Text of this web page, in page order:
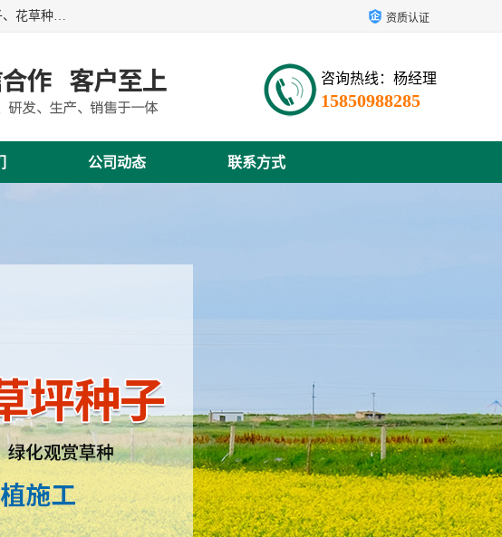
江苏野春种业有限公司是一家种子批发企业，位于沭阳县刘集镇南岗庄村杨东组159号，主要经营草坪种子、牧草种子、花草种子、复绿草种、绿化草籽、护坡草籽、绿肥种子、灌木种子、黑麦草种子、高羊茅种子、早熟禾种子、狗牙根种子、剪股颖种子等。 资质认证
咨询热线：杨经理
15850988285
公司动态 联系方式